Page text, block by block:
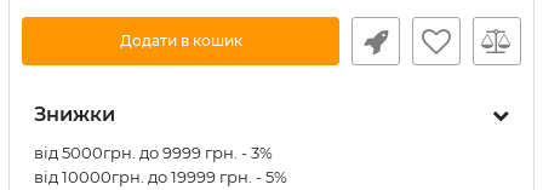
Додати в кошик
Знижки
від 5000грн. до 9999 грн. - 3%
від 10000грн. до 19999 грн. - 5%